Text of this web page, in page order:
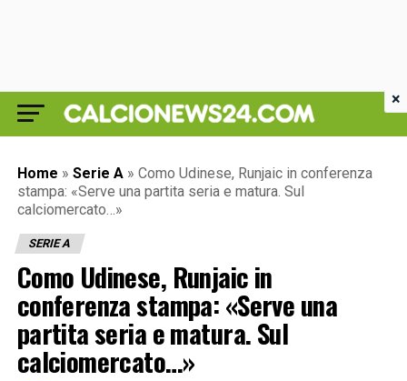
Home » Serie A » Como Udinese, Runjaic in conferenza
stampa: «Serve una partita seria e matura. Sul
calciomercato…»
SERIE A
Como Udinese, Runjaic in
conferenza stampa: «Serve una
partita seria e matura. Sul
calciomercato…»
×